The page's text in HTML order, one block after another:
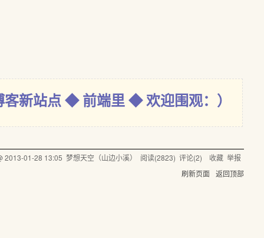
客新站点 ◆ 前端里 ◆ 欢迎围观：）
2013-01-28 13:05 梦想天空（山边小溪） 阅读(2823) 评论(2) 收藏 举报
刷新页面
返回顶部